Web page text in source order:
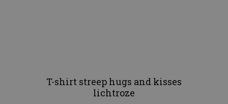
T-shirt streep hugs and kisses
lichtroze